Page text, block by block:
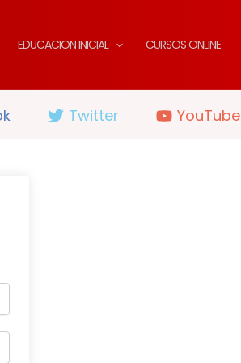
EDUCACION INICIAL CURSOS ONLINE
Twitter YouTube